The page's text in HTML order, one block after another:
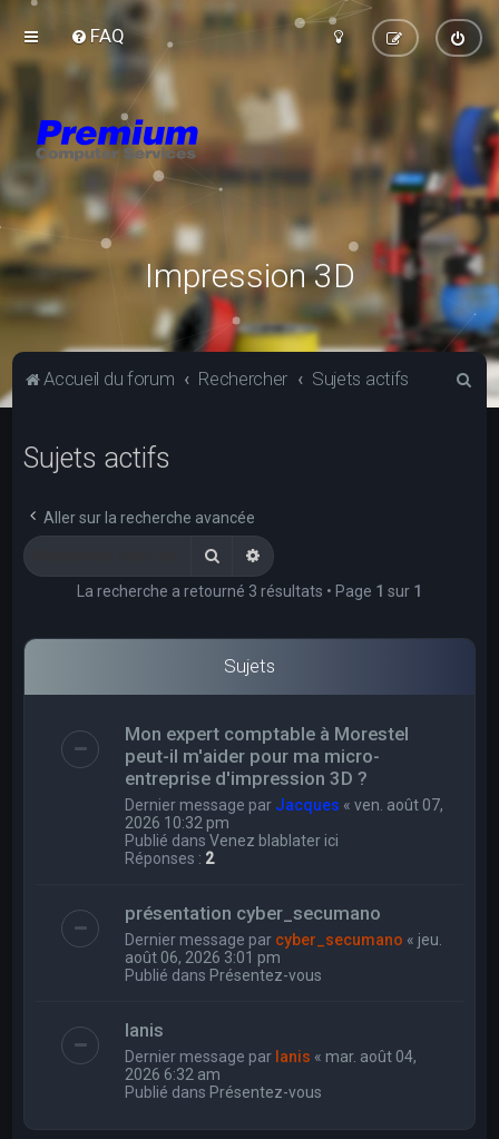
FAQ
Impression 3D
Accueil du forum Rechercher Sujets actifs
Sujets actifs
Aller sur la recherche avancée
RechercherRecherche avancée
La recherche a retourné 3 résultats • Page 1 sur 1
Sujets
Mon expert comptable à Morestel
peut-il m'aider pour ma micro-
entreprise d'impression 3D ?
Dernier message par Jacques «ven. août 07,
2026 10:32 pm
Publié dansVenez blablater ici
Réponses : 2
présentation cyber_secumano
Dernier message par cyber_secumano « jeu.
août 06, 2026 3:01 pm
Publié dans Présentez-vous
Ianis
Dernier message par Ianis « mar. août 04,
2026 6:32 am
Publié dans Présentez-vous